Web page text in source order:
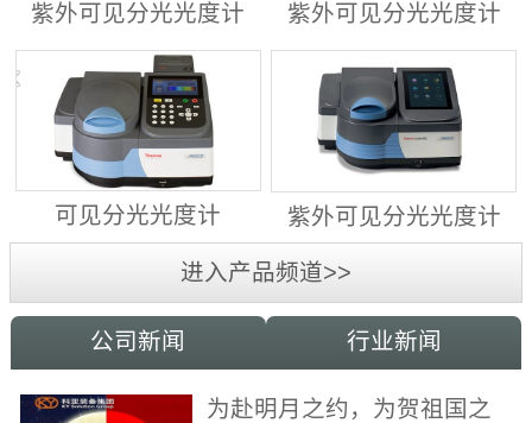
紫外可见分光光度计
Evolution™ 260
紫外可见分光光度计
Evolution™ 350
可见分光光度计
GENESYS™ 30
紫外可见分光光度计
GENESYS™ 40/50
进入产品频道>>
公司新闻 行业新闻
为赴明月之约，为贺祖国之